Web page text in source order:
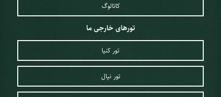
کاتالوگ
تورهای خارجی ما
تور کنیا
تور نپال